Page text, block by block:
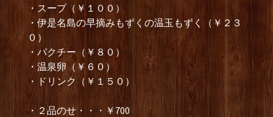
・スープ（￥１００）
・伊是名島の早摘みもずくの温玉もずく（￥２３
０）
・パクチー（￥８０）
・温泉卵（￥６０）
・ドリンク（￥１５０）
・２品のせ・・・￥700